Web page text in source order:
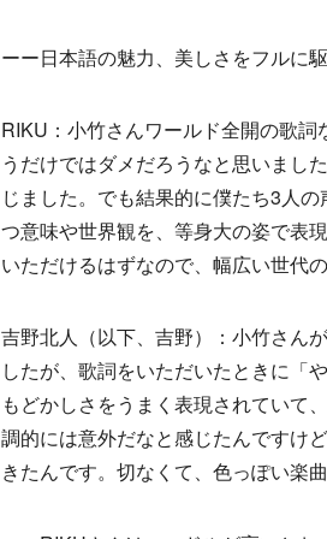
ーー日本語の魅力、美しさをフルに
RIKU：小竹さんワールド全開の歌
うだけではダメだろうなと思いまし
じました。でも結果的に僕たち3人
つ意味や世界観を、等身大の姿で表
いただけるはずなので、幅広い世代
吉野北人（以下、吉野）：小竹さん
したが、歌詞をいただいたときに「
もどかしさをうまく表現されていて
調的には意外だなと感じたんですけ
きたんです。切なくて、色っぽい楽